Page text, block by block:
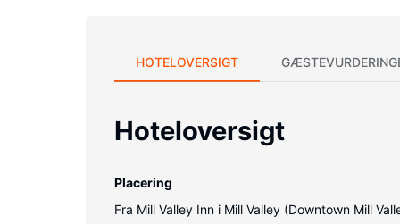
HOTELOVERSIGT
Hoteloversigt
Placering
Fra Mill Valley Inn i Mill Valley (Downtown Mill